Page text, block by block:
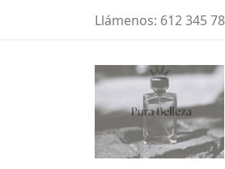
Llámenos: 612 345